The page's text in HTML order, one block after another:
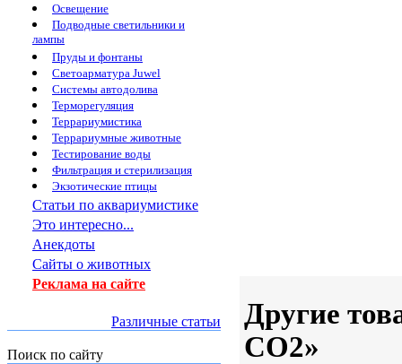
Освещение
Подводные светильники и
лампы
Пруды и фонтаны
Светоарматура Juwel
Системы автодолива
Терморегуляция
Террариумистика
Террариумные животные
Тестирование воды
Фильтрация и стерилизация
Экзотические птицы
Статьи по аквариумистике
Это интересно...
Анекдоты
Сайты о животных
Реклама на сайте
Различные статьи
Поиск по сайту
Другие
CO2»